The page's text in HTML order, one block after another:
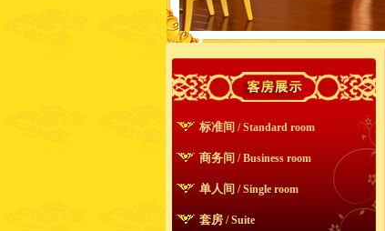
标准间 / Standard room
商务间 / Business room
单人间 / Single room
套房 / Suite